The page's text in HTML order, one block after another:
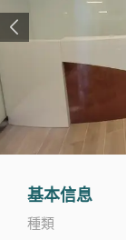
基本信息
種類